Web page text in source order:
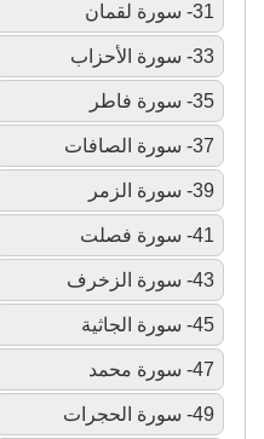
31- سورة لقمان
33- سورة الأحزاب
35- سورة فاطر
37- سورة الصافات
39- سورة الزمر
41- سورة فصلت
43- سورة الزخرف
45- سورة الجاثية
47- سورة محمد
49- سورة الحجرات